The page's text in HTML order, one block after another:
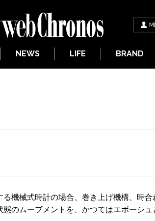
NEWS LIFE BRAND
機械式時計の場合、巻き上げ機構、時
のムーブメントを、かつてはエボーシュ